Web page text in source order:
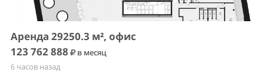
Аренда 29250.3 м², офис
123 762 888
в месяц
6 часов назад